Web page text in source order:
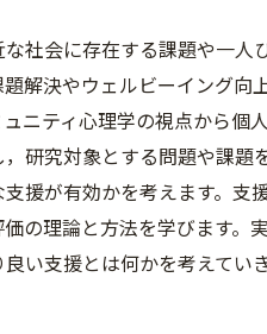
社会に存在する課題や一人
解決やウェルビーイング向
ニティ心理学の視点から個
研究対象とする問題や課題
援が有効かを考えます。支
の理論と方法を学びます。
い支援とは何かを考えていき